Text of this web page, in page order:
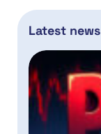
Latest news